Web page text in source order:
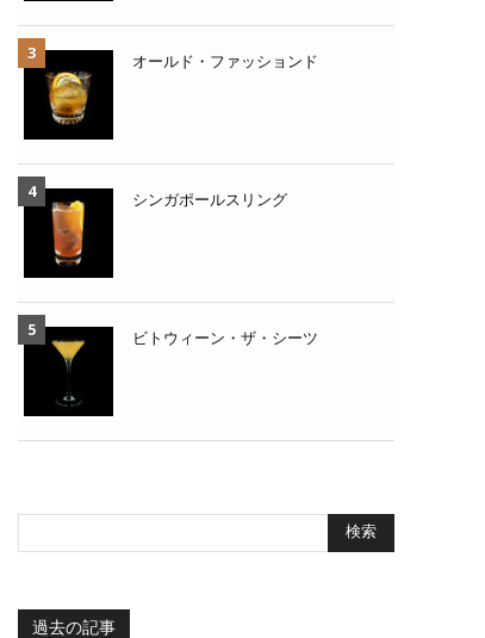
オールド・ファッションド
シンガポールスリング
ビトウィーン・ザ・シーツ
過去の記事